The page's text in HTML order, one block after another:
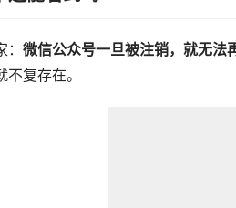
微信公众号一旦被注销，就无法
复存在。